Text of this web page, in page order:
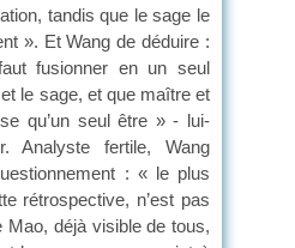
tandis que le sage le
». Et Wang de déduire :
fusionner en un seul
le sage, et que maître et
qu’un seul être » - lui-
Analyste fertile, Wang
: « le plus
rétrospective, n’est pas
Mao, déjà visible de tous,